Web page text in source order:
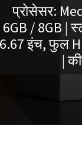
प्रोसेसर:
6GB / 8GB |
6.67 इंच, फुल
|